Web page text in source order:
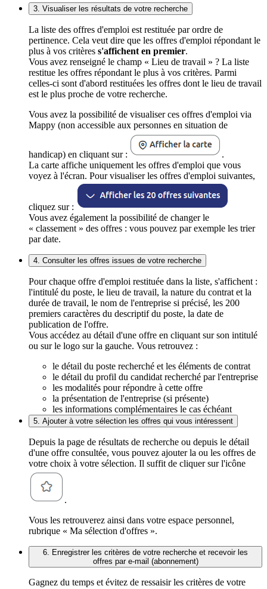
3. Visualiser les résultats de votre recherche
La liste des offres d'emploi est restituée par ordre de
pertinence. Cela veut dire que les offres d'emploi répondant le
plus à vos critères s'affichent en premier.
Vous avez renseigné le champ « Lieu de travail » ? La liste
restitue les offres répondant le plus à vos critères. Parmi
celles-ci sont d'abord restituées les offres dont le lieu de travail
est le plus proche de votre recherche.
Vous avez la possibilité de visualiser ces offres d'emploi via
Mappy (non accessible aux personnes en situation de
handicap) en cliquant sur :
.
La carte affiche uniquement les offres d'emploi que vous
voyez à l'écran. Pour visualiser les offres d'emploi suivantes,
cliquez sur :
Vous avez également la possibilité de changer le
« classement » des offres : vous pouvez par exemple les trier
par date.
4. Consulter les offres issues de votre recherche
Pour chaque offre d'emploi restituée dans la liste, s'affichent :
l'intitulé du poste, le lieu de travail, la nature du contrat et la
durée de travail, le nom de l'entreprise si précisé, les 200
premiers caractères du descriptif du poste, la date de
publication de l'offre.
Vous accédez au détail d'une offre en cliquant sur son intitulé
ou sur le logo sur la gauche. Vous retrouvez :
le détail du poste recherché et les éléments de contrat
le détail du profil du candidat recherché par l'entreprise
les modalités pour répondre à cette offre
la présentation de l'entreprise (si présente)
les informations complémentaires le cas échéant
5. Ajouter à votre sélection les offres qui vous intéressent
Depuis la page de résultats de recherche ou depuis le détail
d'une offre consultée, vous pouvez ajouter la ou les offres de
votre choix à votre sélection. Il suffit de cliquer sur l'icône
.
Vous les retrouverez ainsi dans votre espace personnel,
rubrique « Ma sélection d'offres ».
6. Enregistrer les critères de votre recherche et recevoir les
offres par e-mail (abonnement)
Gagnez du temps et évitez de ressaisir les critères de votre